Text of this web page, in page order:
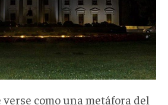
como una metáfora del